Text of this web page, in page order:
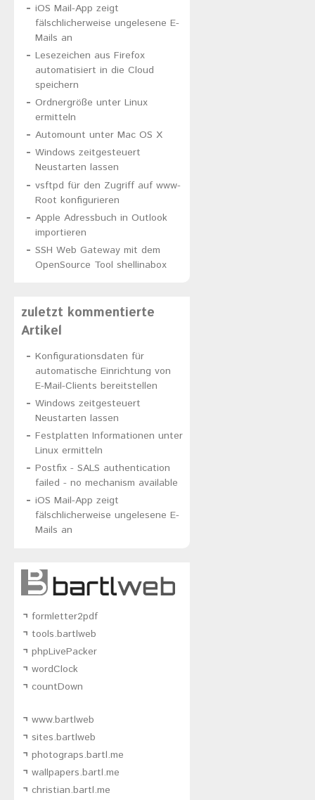
iOS Mail-App zeigt
fälschlicherweise ungelesene E-
Mails an
Lesezeichen aus Firefox
automatisiert in die Cloud
speichern
Ordnergröße unter Linux
ermitteln
Automount unter Mac OS X
Windows zeitgesteuert
Neustarten lassen
vsftpd für den Zugriff auf www-
Root konfigurieren
Apple Adressbuch in Outlook
importieren
SSH Web Gateway mit dem
OpenSource Tool shellinabox
zuletzt kommentierte
Artikel
Konfigurationsdaten für
automatische Einrichtung von
E-Mail-Clients bereitstellen
Windows zeitgesteuert
Neustarten lassen
Festplatten Informationen unter
Linux ermitteln
Postfix - SALS authentication
failed - no mechanism available
iOS Mail-App zeigt
fälschlicherweise ungelesene E-
Mails an
formletter2pdf
tools.bartlweb
phpLivePacker
wordClock
countDown
www.bartlweb
sites.bartlweb
photograps.bartl.me
wallpapers.bartl.me
christian.bartl.me